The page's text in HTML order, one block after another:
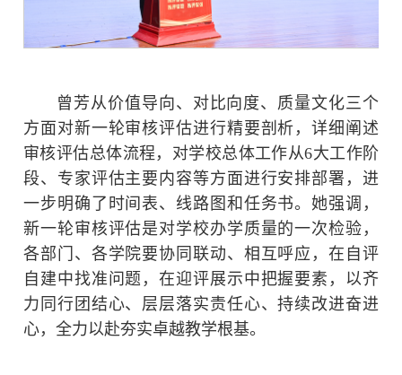
曾芳从价值导向、对比向度、质量文化三个
方面对新一轮审核评估进行精要剖析，详细阐述
审核评估总体流程，对学校总体工作从6大工作阶
段、专家评估主要内容等方面进行安排部署，进
一步明确了时间表、线路图和任务书。她强调，
新一轮审核评估是对学校办学质量的一次检验，
各部门、各学院要协同联动、相互呼应，在自评
自建中找准问题，在迎评展示中把握要素，以齐
力同行团结心、层层落实责任心、持续改进奋进
心，全力以赴夯实卓越教学根基。